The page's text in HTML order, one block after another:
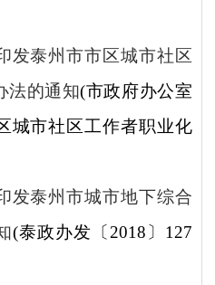
发泰州市市区城市社区
法的通知(市政府办公室
城市社区工作者职业化
发泰州市城市地下综合
(泰政办发〔2018〕127